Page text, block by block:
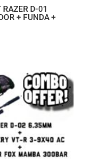
RAZER D-01
+ FUNDA +